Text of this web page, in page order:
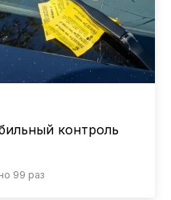
контроль
99 раз